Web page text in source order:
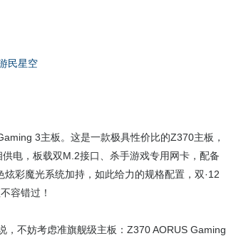
3主板。这是一款极具性价比的Z370主板，
电，板载双M.2接口、杀手游戏专用网卡，配备
彩魔光系统加持，如此给力的规格配置，双·12
容错过！
，不妨考虑准旗舰级主板：Z370 AORUS Gaming